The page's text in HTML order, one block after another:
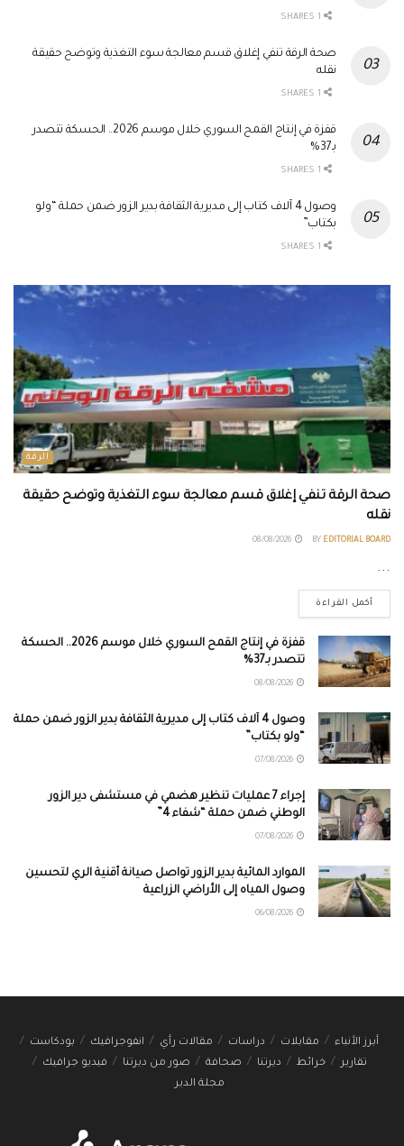
صحة الرقة تنفي إغلاق قسم معالجة سوء التغذية وتوضح حقيقة
نقله
قفزة في إنتاج القمح السوري خلال موسم 2026.. الحسكة تتصدر
بـ37%
وصول 4 آلاف كتاب إلى مديرية الثقافة بدير الزور ضمن حملة “ولو
بكتاب”
الرقة
صحة الرقة تنفي إغلاق قسم معالجة سوء التغذية وتوضح حقيقة
نقله
BY EDITORIAL BOARD
...
أكمل القراءة
قفزة في إنتاج القمح السوري خلال موسم 2026.. الحسكة
تتصدر بـ37%
وصول 4 آلاف كتاب إلى مديرية الثقافة بدير الزور ضمن حملة
“ولو بكتاب”
إجراء 7 عمليات تنظير هضمي في مستشفى دير الزور
الوطني ضمن حملة “شفاء 4”
الموارد المائية بدير الزور تواصل صيانة أقنية الري لتحسين
وصول المياه إلى الأراضي الزراعية
أبرز الأنباء مقابلات دراسات مقالات رأي انفوجرافيك
بودكاست
تقارير
خرائط ديرتنا صحافة صور من ديرتنا
فيديو جرافيك
مجلة الدير